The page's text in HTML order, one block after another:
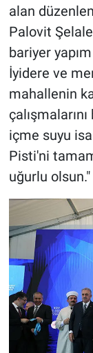
alan
Palovit
bariyer
İyidere ve
mahallenin
içme suyu
Pisti'ni
uğurlu olsun."